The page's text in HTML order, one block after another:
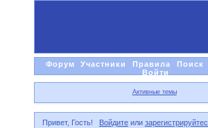
Форум Участники Правила Поиск
Войти
Активные темы
Привет, Гость! Войдитеили